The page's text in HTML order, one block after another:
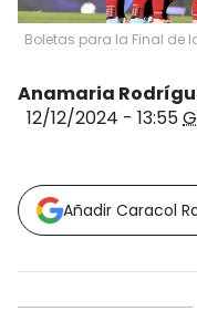
Boletas para la Final de
Anamaria
12/12/2024 - 13:55
Añadir Caracol